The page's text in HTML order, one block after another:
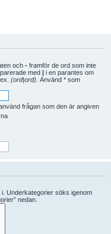
och - framför de ord som inte
med | i en parantes om
(ord|ord) . Använd * som
frågan som den är angiven
Underkategorier söks igenom
nedan.